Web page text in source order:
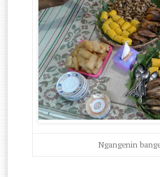
Ngangenin